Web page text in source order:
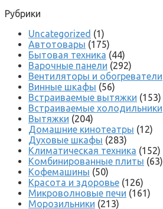
Рубрики
Uncategorized (1)
Автотовары (175)
Бытовая техника (44)
Варочные панели (292)
Вентиляторы и обогреватели
Винные шкафы (56)
Встраиваемые вытяжки (153)
Встраиваемые холодильники
Вытяжки (204)
Домашние кинотеатры (12)
Духовые шкафы (283)
Климатическая техника (152)
Комбинированные плиты (63)
Кофемашины (50)
Красота и здоровье (126)
Микроволновые печи (161)
Морозильники (213)